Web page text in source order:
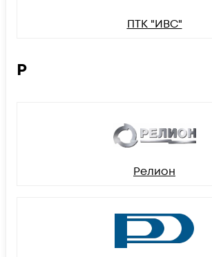
ПТК "ИВС"
Р
Релион